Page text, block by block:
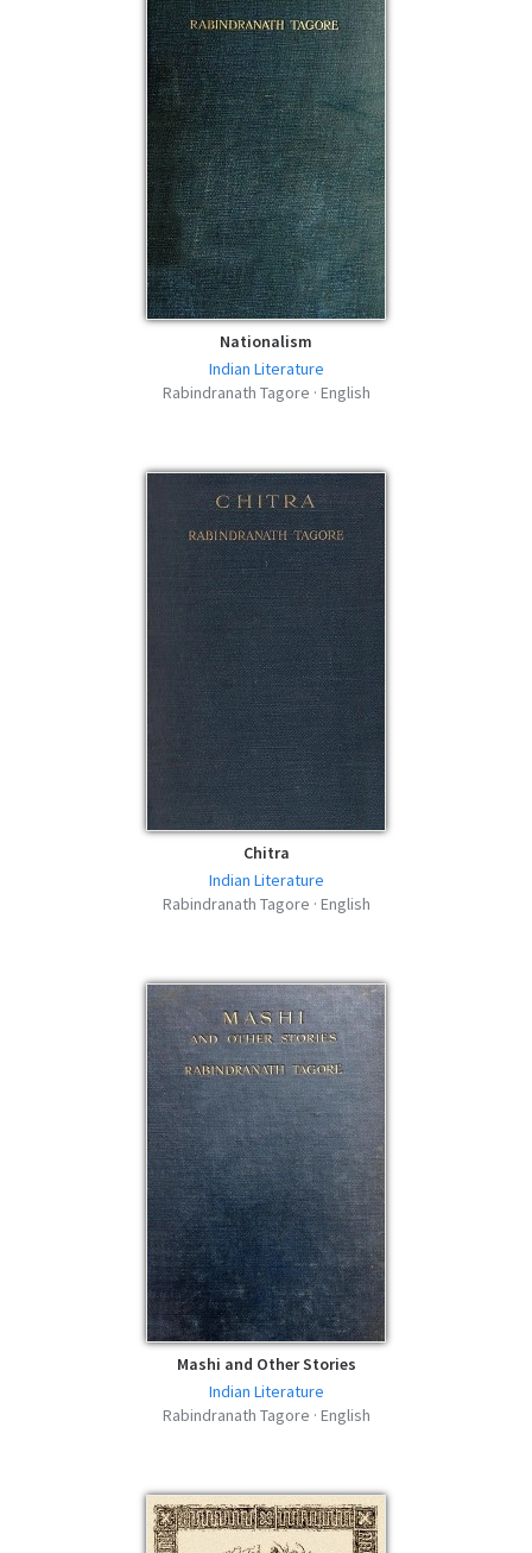
Nationalism
Indian Literature
Rabindranath Tagore · English
Chitra
Indian Literature
Rabindranath Tagore · English
Mashi and Other Stories
Indian Literature
Rabindranath Tagore · English